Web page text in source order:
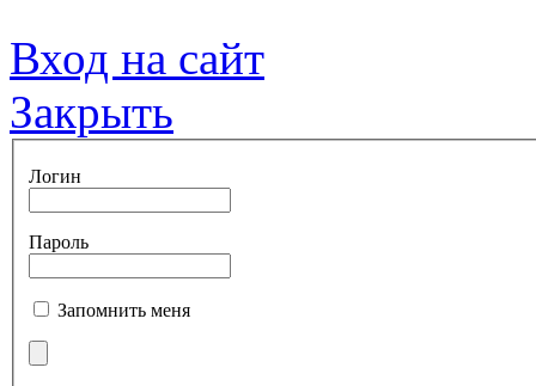
Вход на сайт
Закрыть
Логин
Пароль
Запомнить меня